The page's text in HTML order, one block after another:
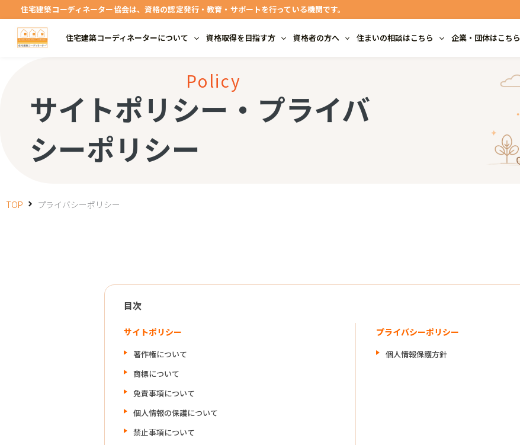
住宅建築コーディネーター協会は、資格の認定発行・教育・サポートを行っている機関です。
住宅建築コーディネーターについて 資格取得を目指す方 資格者の方へ 住まいの相談はこちら 企業・団体はこちら
Policy
サイトポリシー・プライバ
シーポリシー
TOP プライバシーポリシー
目次
サイトポリシー
著作権について
商標について
免責事項について
個人情報の保護について
禁止事項について
プライバシーポリシー
個人情報保護方針